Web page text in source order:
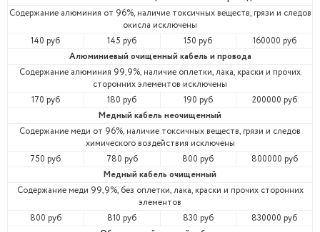
Содержание алюминия от 96%, наличие токсичных веществ, грязи и следов
окисла исключены
140 руб
145 руб 150 руб
160000 руб
Алюминиевый очищенный кабель и провода
Содержание алюминия 99,9%, наличие оплетки, лака, краски и прочих
сторонних элементов исключены
170 руб
180 руб 190 руб
200000 руб
Медный кабель неочищенный
Содержание меди от 96%, наличие токсичных веществ, грязи и следов
химического воздействия исключены
750 руб
780 руб 800 руб
800000 руб
Медный кабель очищенный
Содержание меди 99,9%, без оплетки, лака, краски и прочих сторонних
элементов
800 руб
810 руб 830 руб
830000 руб